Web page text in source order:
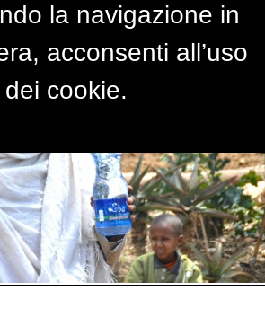
la navigazione in
acconsenti all’uso
dei cookie.